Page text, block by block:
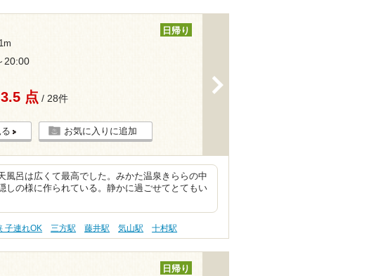
日帰り
20:00
3.5 点 / 28件
お気に入りに追加
風呂は広くて最高でした。みかた温泉きららの中
しの様に作られている。静かに過ごせてとてもい
子連れOK 三方駅 藤井駅 気山駅 十村駅
日帰り